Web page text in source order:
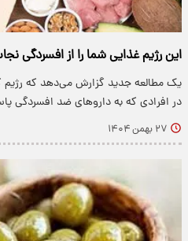
این رژیم غذایی شما را از افسردگی
یک مطالعه جدید گزارش می‌دهد که
در افرادی که به داروهای ضد افسردگی
۲۷ بهمن ۱۴۰۴